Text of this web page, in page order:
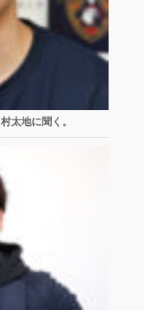
太地に聞く。